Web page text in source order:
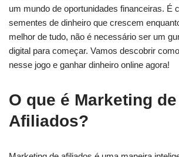
um mundo de oportunidades financeiras. É
sementes de dinheiro que crescem
melhor de tudo, não é necessário ser um
digital para começar. Vamos descobrir
nesse jogo e ganhar dinheiro online agora!
O que é Marketing de
Afiliados?